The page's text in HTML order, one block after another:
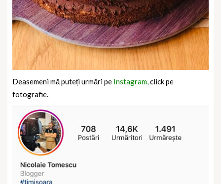
Deasemeni mă puteți urmări pe Instagram, click pe
fotografie.